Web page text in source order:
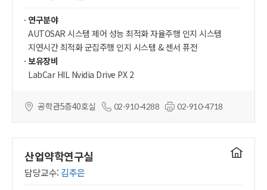
연구분야
AUTOSAR 시스템 제어 성능 최적화 자율주행 인지 시스템
지연시간 최적화 군집주행 인지 시스템 & 센서 퓨전
보유장비
LabCar HIL Nvidia Drive PX 2
공학관5층40호실 02-910-4288 02-910-4718
산업약학연구실
담당교수: 김주은
연구실